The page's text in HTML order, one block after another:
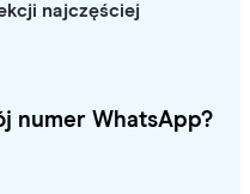
najczęściej
numer WhatsApp?